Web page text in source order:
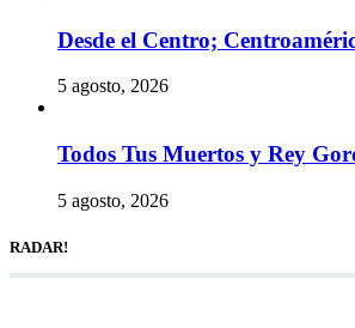
Desde el Centro;
5 agosto, 2026
Todos Tus Muertos y Rey
5 agosto, 2026
RADAR!